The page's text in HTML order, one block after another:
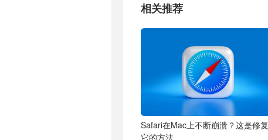
相关推荐
Safari在Mac上不断崩溃？这是修复
它的方法